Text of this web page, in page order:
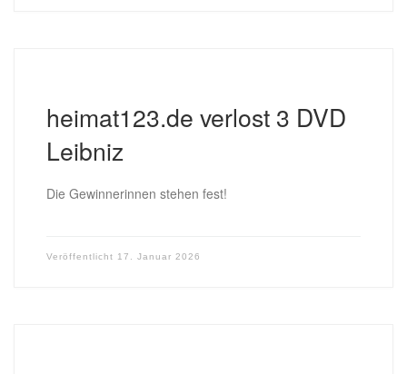
heimat123.de verlost 3 DVD
Leibniz
Die Gewinnerinnen stehen fest!
Veröffentlicht 17. Januar 2026